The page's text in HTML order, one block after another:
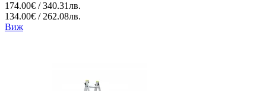
174.00€ / 340.31лв.
134.00€ / 262.08лв.
Виж